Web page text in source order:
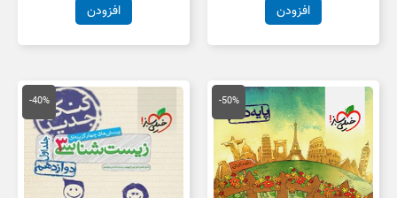
افزودن افزودن
-50%
قیمت
اصلی
50,000 تومان
بود.
قیمت
فعلی
است.
-40%
قیمت
اصلی
55,000 تومان
بود.
قیمت
فعلی
است.